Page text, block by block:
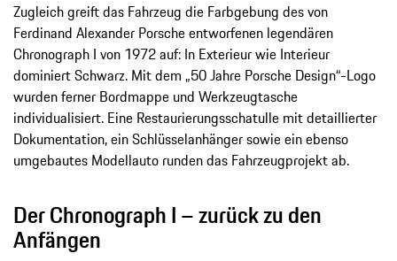
Zugleich greift das Fahrzeug die Farbgebung des von
Ferdinand Alexander Porsche entworfenen legendären
Chronograph I von 1972 auf: In Exterieur wie Interieur
dominiert Schwarz. Mit dem „50 Jahre Porsche Design“-Logo
wurden ferner Bordmappe und Werkzeugtasche
individualisiert. Eine Restaurierungsschatulle mit detaillierter
Dokumentation, ein Schlüsselanhänger sowie ein ebenso
umgebautes Modellauto runden das Fahrzeugprojekt ab.
Der Chronograph I – zurück zu den
Anfängen